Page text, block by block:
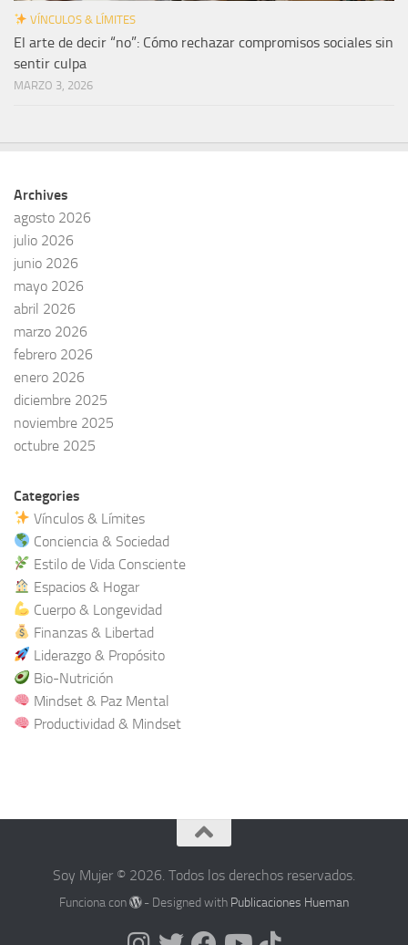
VÍNCULOS & LÍMITES
El arte de decir “no”: Cómo rechazar compromisos sociales sin
sentir culpa
MARZO 3, 2026
Archives
agosto 2026
julio 2026
junio 2026
mayo 2026
abril 2026
marzo 2026
febrero 2026
enero 2026
diciembre 2025
noviembre 2025
octubre 2025
Categories
Vínculos & Límites
Conciencia & Sociedad
Estilo de Vida Consciente
Espacios & Hogar
Cuerpo & Longevidad
Finanzas & Libertad
Liderazgo & Propósito
Bio-Nutrición
Mindset & Paz Mental
Productividad & Mindset
Soy Mujer © 2026. Todos los derechos reservados.
Funciona con - Designed with Publicaciones Hueman